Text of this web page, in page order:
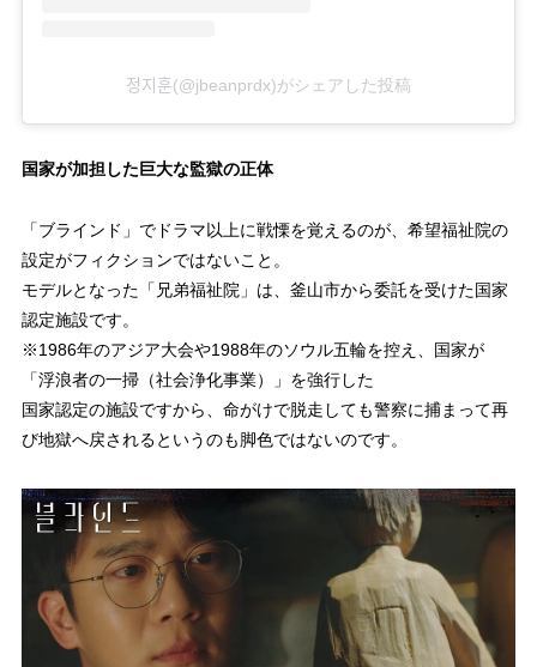
정지훈(@jbeanprdx)がシェアした投稿
国家が加担した巨大な監獄の正体
「ブラインド」でドラマ以上に戦慄を覚えるのが、希望福祉院の
設定がフィクションではないこと。
モデルとなった「兄弟福祉院」は、釜山市から委託を受けた国家
認定施設です。
※1986年のアジア大会や1988年のソウル五輪を控え、国家が
「浮浪者の一掃（社会浄化事業）」を強行した
国家認定の施設ですから、命がけで脱走しても警察に捕まって再
び地獄へ戻されるというのも脚色ではないのです。